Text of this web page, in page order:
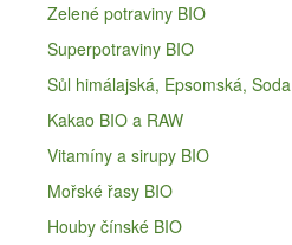
Zelené potraviny BIO
Superpotraviny BIO
Sůl himálajská, Epsomská, Soda
Kakao BIO a RAW
Vitamíny a sirupy BIO
Mořské řasy BIO
Houby čínské BIO